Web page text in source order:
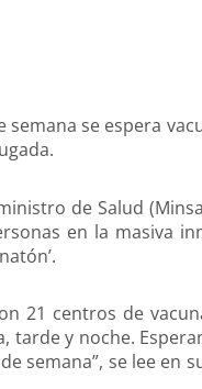
se espera
de Salud
en la masiva
21 centros de
tarde y noche.
semana”, se lee en